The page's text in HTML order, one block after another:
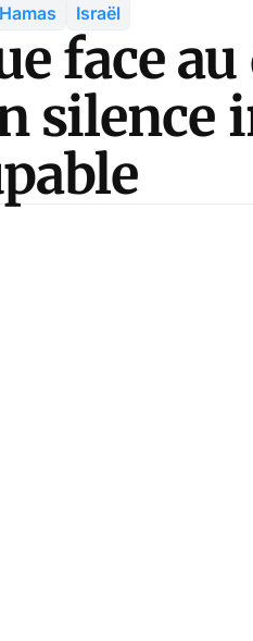
Hamas Israël
face
silence